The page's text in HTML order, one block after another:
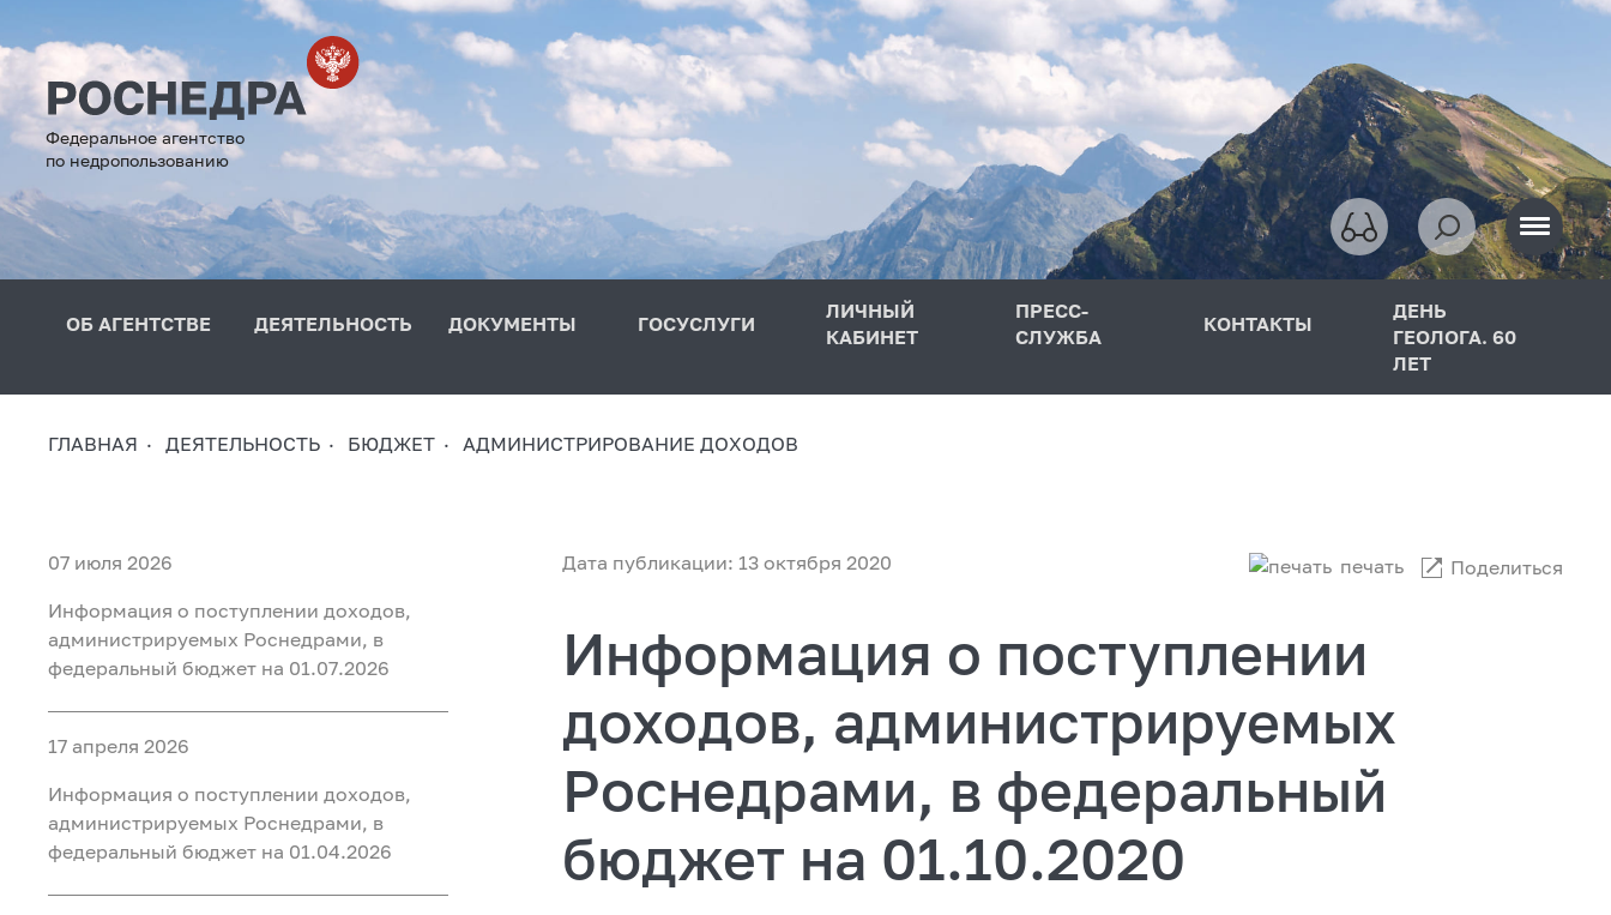
Федеральное агентство
по недропользованию
ОБ АГЕНТСТВЕ ДЕЯТЕЛЬНОСТЬ ДОКУМЕНТЫ ГОСУСЛУГИ
ЛИЧНЫЙ
КАБИНЕТ
ПРЕСС-
СЛУЖБА
КОНТАКТЫ
ДЕНЬ
ГЕОЛОГА. 60
ЛЕТ
ГЛАВНАЯ ДЕЯТЕЛЬНОСТЬ БЮДЖЕТ АДМИНИСТРИРОВАНИЕ ДОХОДОВ
07 июля 2026
Информация о поступлении доходов,
администрируемых Роснедрами, в
федеральный бюджет на 01.07.2026
17 апреля 2026
Информация о поступлении доходов,
администрируемых Роснедрами, в
федеральный бюджет на 01.04.2026
Дата публикации: 13 октября 2020 печать Поделиться
Информация о поступлении
доходов, администрируемых
Роснедрами, в федеральный
бюджет на 01.10.2020